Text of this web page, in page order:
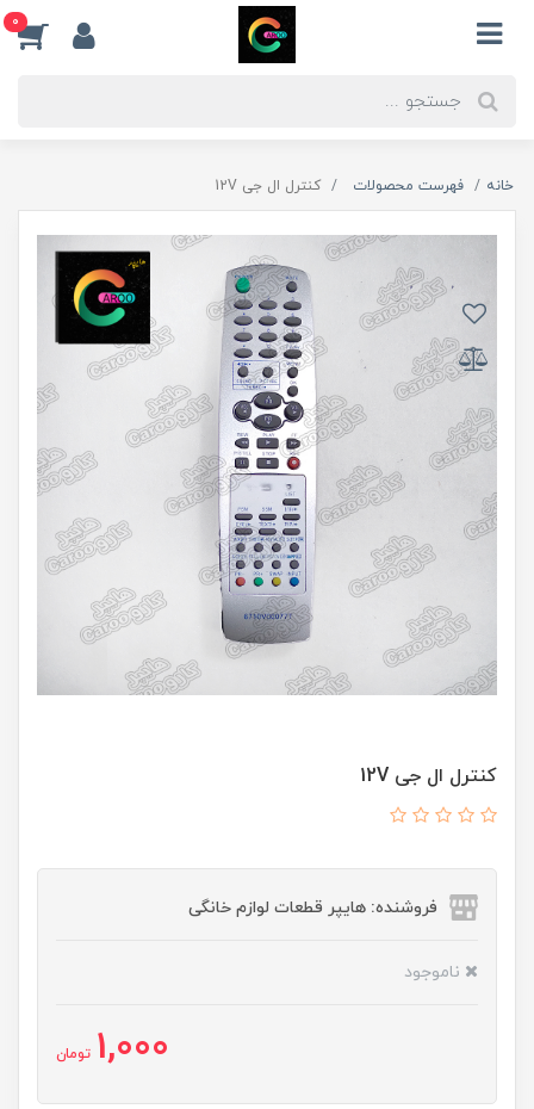
0
خانه فهرست محصولات کنترل ال جی 12V
کنترل ال جی 12V
فروشنده: هایپر قطعات لوازم خانگی
ناموجود
1,000 تومان